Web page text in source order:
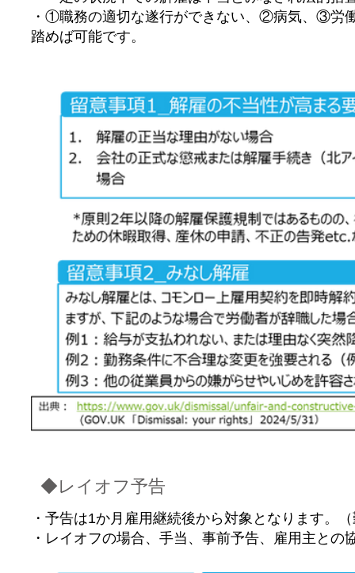
・①職務の適切な遂行ができない、②病気、③労
踏めば可能です。
◆レイオフ予告
・予告は1か月雇用継続後から対象となります。
・レイオフの場合、手当、事前予告、雇用主と